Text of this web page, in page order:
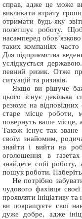
справ, адже це може
викликати втрату
отримати будь-яку
полегшує роботу.
насамперед
таких компаніях
Для підприємства
услідкується
певний ризик. Отже
ситуацій та ризиків.
Якщо ви рішуче
цього існує декілька
резюме на
старе місце роботи,
повернуть ваше місце,
Також існує так зване
своїм знайомим,
знайти і вийти на
оголошення в
знайдете собі
пошук роботи.
Не потрібно
чудового фахівця
проявляти ініціативу
ви покращуєте свої
дуже добре, адже